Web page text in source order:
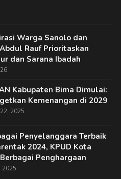
Warga Sanolo dan
Rauf Prioritaskan
dan Sarana Ibadah
Kabupaten Bima Dimulai:
Kemenangan di 2029
2025
Penyelanggara Terbaik
2024, KPUD Kota
Penghargaan
2025